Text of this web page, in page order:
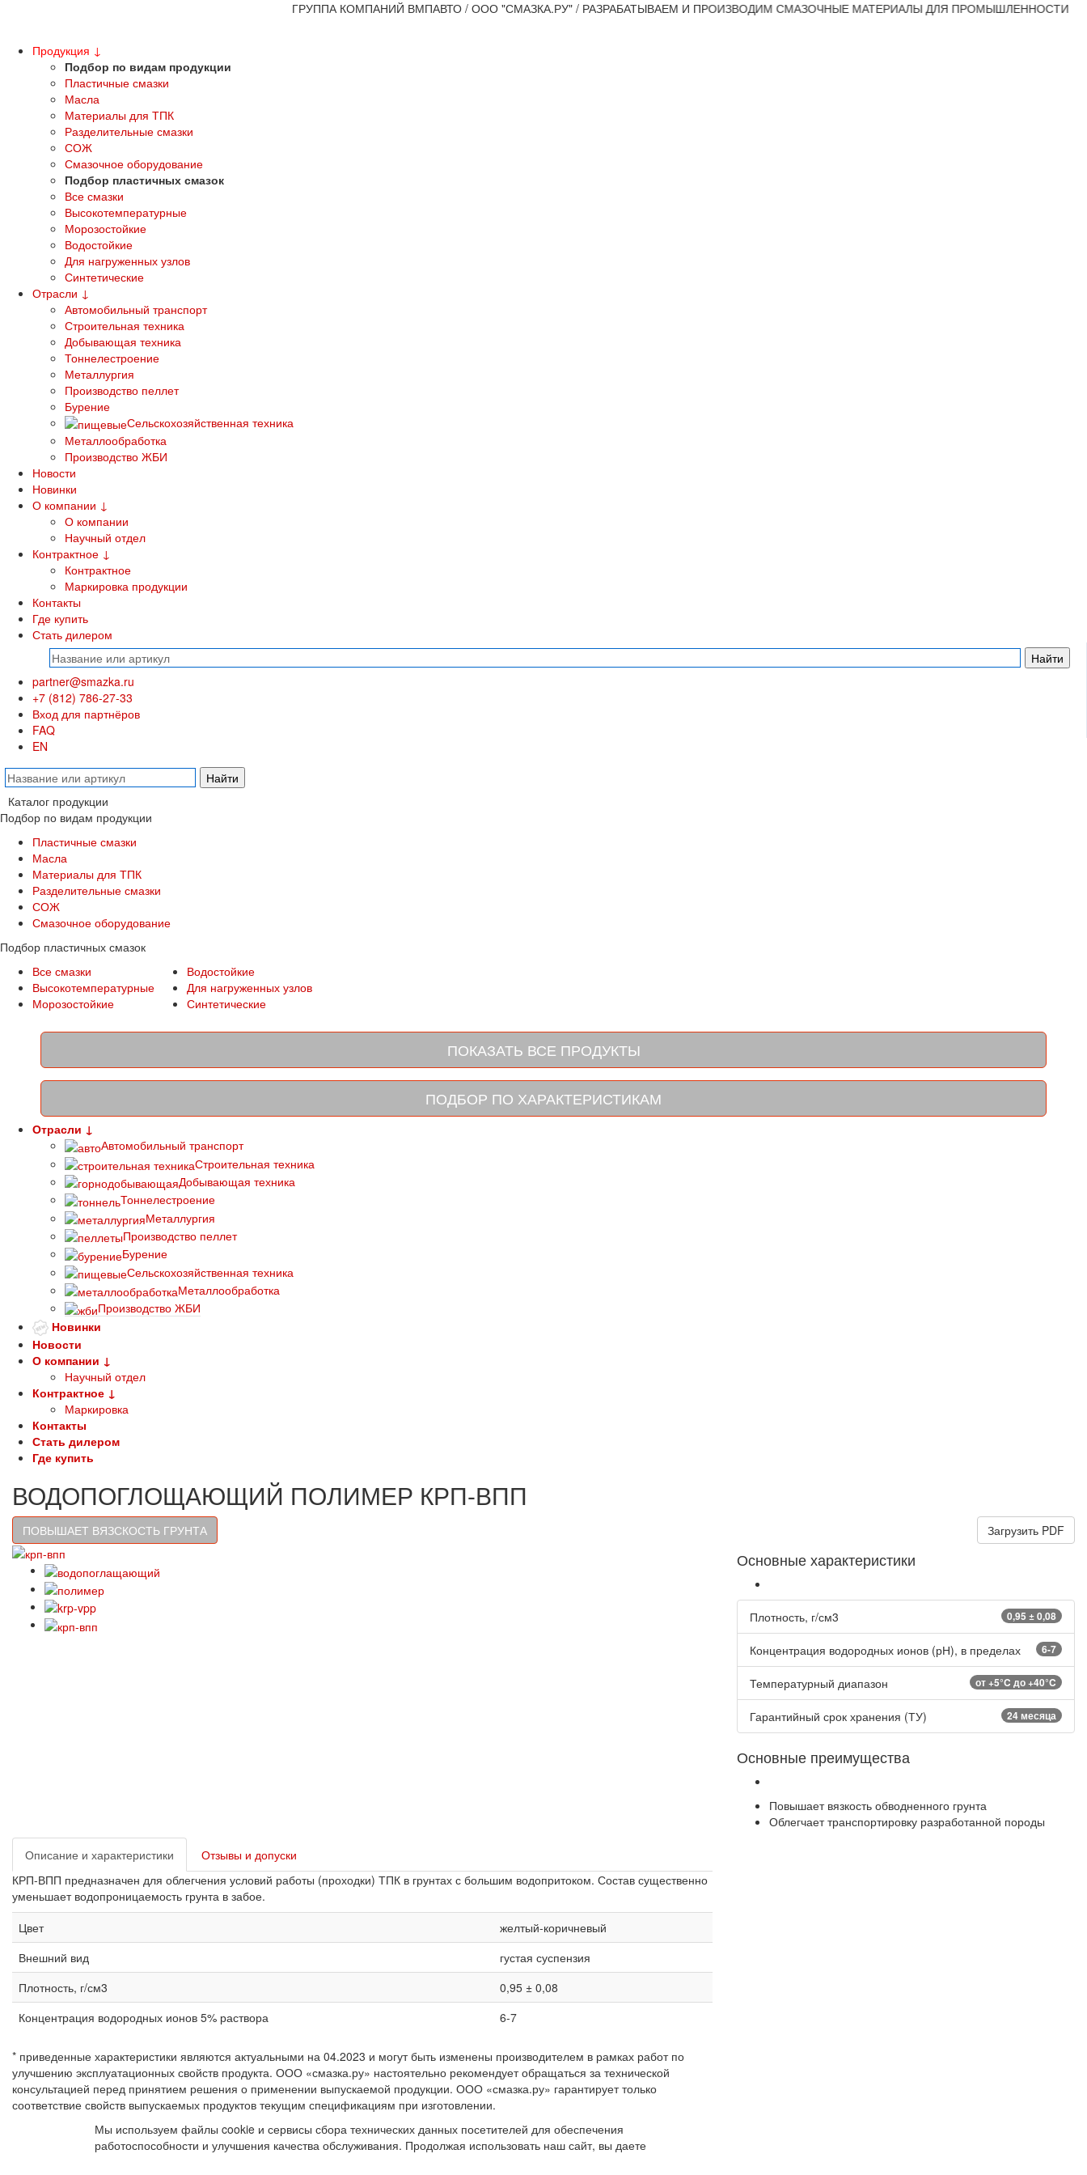
ГРУППА КОМПАНИЙ ВМПАВТО / ООО "СМАЗКА.РУ" / РАЗРАБАТЫВАЕМ И ПРОИЗВОДИМ СМАЗОЧНЫЕ МАТЕРИАЛЫ ДЛЯ ПРОМЫШЛЕННОСТИ
Продукция ↓
Подбор по видам продукции
Пластичные смазки
Масла
Материалы для ТПК
Разделительные смазки
СОЖ
Смазочное оборудование
Подбор пластичных смазок
Все смазки
Высокотемпературные
Морозостойкие
Водостойкие
Для нагруженных узлов
Синтетические
Отрасли ↓
Автомобильный транспорт
Строительная техника
Добывающая техника
Тоннелестроение
Металлургия
Производство пеллет
Бурение
Сельскохозяйственная техника
Металлообработка
Производство ЖБИ
Новости
Новинки
О компании ↓
О компании
Научный отдел
Контрактное ↓
Контрактное
Маркировка продукции
Контакты
Где купить
Стать дилером
partner@smazka.ru
+7 (812) 786-27-33
Вход для партнёров
FAQ
EN
Каталог продукции
Подбор по видам продукции
Пластичные смазки
Масла
Материалы для ТПК
Разделительные смазки
СОЖ
Смазочное оборудование
Подбор пластичных смазок
Все смазки
Высокотемпературные
Морозостойкие
Водостойкие
Для нагруженных узлов
Синтетические
ПОКАЗАТЬ ВСЕ ПРОДУКТЫ
ПОДБОР ПО ХАРАКТЕРИСТИКАМ
Отрасли ↓
Автомобильный транспорт
Строительная техника
Добывающая техника
Тоннелестроение
Металлургия
Производство пеллет
Бурение
Сельскохозяйственная техника
Металлообработка
Производство ЖБИ
Новинки
Новости
О компании ↓
Научный отдел
Контрактное ↓
Маркировка
Контакты
Стать дилером
Где купить
ВОДОПОГЛОЩАЮЩИЙ ПОЛИМЕР КРП-ВПП
Загрузить PDF
ПОВЫШАЕТ ВЯЗСКОСТЬ ГРУНТА
Основные характеристики
0,95 ± 0,08
Плотность, г/см3
6-7
Концентрация водородных ионов (рН), в пределах
от +5°C до +40°C
Температурный диапазон
24 месяца
Гарантийный срок хранения (ТУ)
Основные преимущества
Повышает вязкость обводненного грунта
Облегчает транспортировку разработанной породы
Описание и характеристики
Отзывы и допуски
КРП-ВПП предназначен для облегчения условий работы (проходки) ТПК в грунтах с большим водопритоком. Состав существенно
уменьшает водопроницаемость грунта в забое.
Цвет
желтый-коричневый
Внешний вид
густая суспензия
Плотность, г/см3
0,95 ± 0,08
Концентрация водородных ионов 5% раствора
6-7
* приведенные характеристики являются актуальными на 04.2023 и могут быть изменены производителем в рамках работ по
улучшению эксплуатационных свойств продукта. ООО «смазка.ру» настоятельно рекомендует обращаться за технической
консультацией перед принятием решения о применении выпускаемой продукции. ООО «смазка.ру» гарантирует только
соответствие свойств выпускаемых продуктов текущим спецификациям при изготовлении.
Мы используем файлы cookie и сервисы сбора технических данных посетителей для обеспечения
работоспособности и улучшения качества обслуживания. Продолжая использовать наш сайт, вы даете